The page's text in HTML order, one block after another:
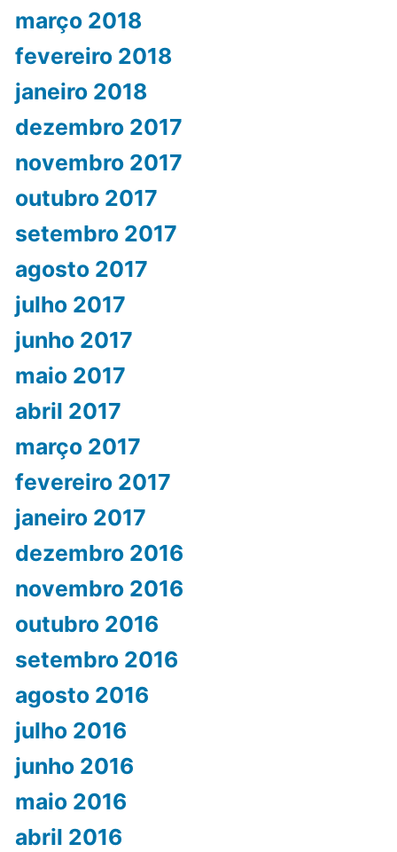
março 2018
fevereiro 2018
janeiro 2018
dezembro 2017
novembro 2017
outubro 2017
setembro 2017
agosto 2017
julho 2017
junho 2017
maio 2017
abril 2017
março 2017
fevereiro 2017
janeiro 2017
dezembro 2016
novembro 2016
outubro 2016
setembro 2016
agosto 2016
julho 2016
junho 2016
maio 2016
abril 2016